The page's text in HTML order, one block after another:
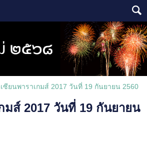
ซียนพาราเกมส์ 2017 วันที่ 19 กันยายน 2560
มส์ 2017 วันที่ 19 กันยายน